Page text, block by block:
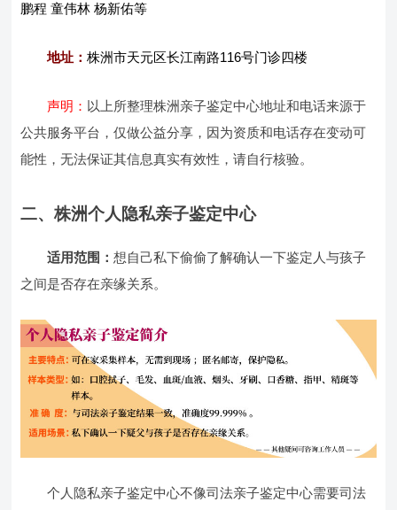
鹏程 童伟林 杨新佑等
地址：株洲市天元区长江南路116号门诊四楼
声明： 以上所整理株洲亲子鉴定中心地址和电话来源于
公共服务平台，仅做公益分享，因为资质和电话存在变动可
能性，无法保证其信息真实有效性，请自行核验。
二、株洲个人隐私亲子鉴定中心
适用范围：想自己私下偷偷了解确认一下鉴定人与孩子
之间是否存在亲缘关系。
个人隐私亲子鉴定中心不像司法亲子鉴定中心需要司法